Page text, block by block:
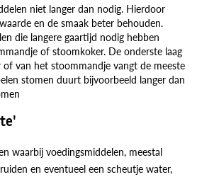
niet langer dan nodig. Hierdoor
en de smaak beter behouden.
die langere gaartijd nodig hebben
of stoomkoker. De onderste laag
van het stoommandje vangt de meeste
stomen duurt bijvoorbeeld langer dan
waarbij voedingsmiddelen, meestal
en eventueel een scheutje water,